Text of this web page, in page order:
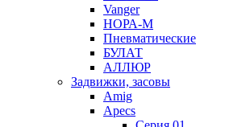
Vanger
НОРА-М
Пневматические
БУЛАТ
АЛЛЮР
Задвижки, засовы
Amig
Apecs